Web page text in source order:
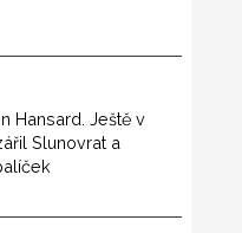
Hansard. Ještě v
Slunovrat a